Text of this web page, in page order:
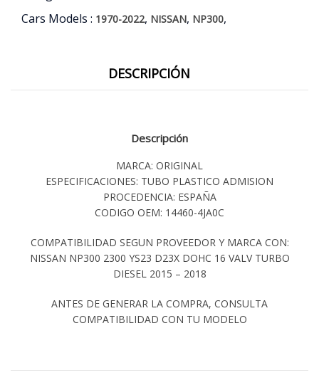
Cars Models : 1970-2022, NISSAN, NP300,
DESCRIPCIÓN
Descripción
MARCA: ORIGINAL
ESPECIFICACIONES: TUBO PLASTICO ADMISION
PROCEDENCIA: ESPAÑA
CODIGO OEM: 14460-4JA0C
COMPATIBILIDAD SEGUN PROVEEDOR Y MARCA CON:
NISSAN NP300 2300 YS23 D23X DOHC 16 VALV TURBO
DIESEL 2015 – 2018
ANTES DE GENERAR LA COMPRA, CONSULTA
COMPATIBILIDAD CON TU MODELO